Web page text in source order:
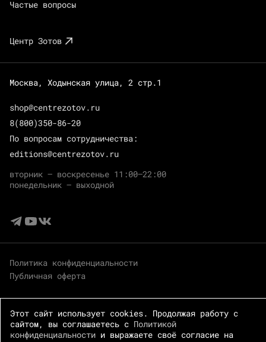
Частые вопросы
Центр Зотов
Москва, Ходынская улица, 2 стр.1
shop@centrezotov.ru
8(800)350-86-20
По вопросам сотрудничества:
editions@centrezotov.ru
вторник — воскресенье 11:00–22:00
понедельник — выходной
Политика конфиденциальности
Публичная оферта
Этот сайт использует cookies. Продолжая работу с
сайтом, вы соглашаетесь с Политикой
конфиденциальности и выражаете своё согласие на